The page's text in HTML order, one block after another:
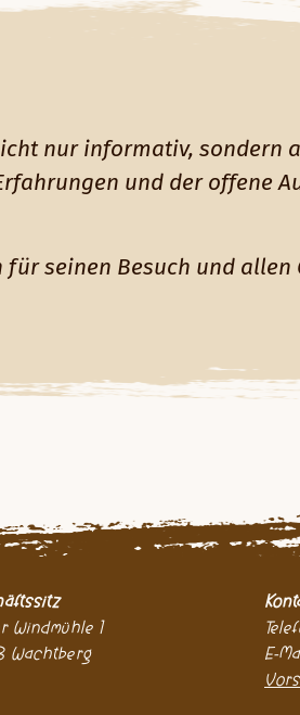
nur informativ, sondern
und der offene
für seinen Besuch und
Windmühle 1
Wachtberg
E-